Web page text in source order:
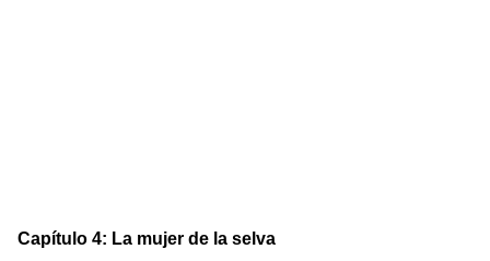
Capítulo 4: La mujer de la selva